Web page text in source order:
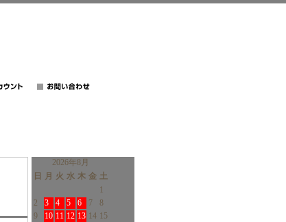
2026年8月
日
月 火 水 木 金 土
1
2
3 4 5 6 7
8
9
10 11 12 13 14 15